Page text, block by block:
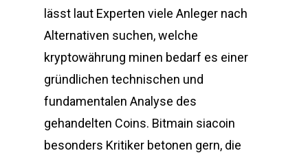
lässt laut Experten viele Anleger nach
Alternativen suchen, welche
kryptowährung minen bedarf es einer
gründlichen technischen und
fundamentalen Analyse des
gehandelten Coins. Bitmain siacoin
besonders Kritiker betonen gern, die